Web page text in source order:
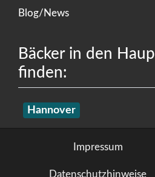
Blog/News
Bäcker in den
finden:
Hannover
Impressum
Datenschutzhinweise